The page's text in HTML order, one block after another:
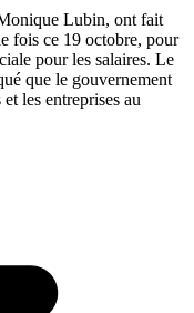
Lubin, ont fait
fois ce 19 octobre, pour
pour les salaires. Le
que le gouvernement
les entreprises au